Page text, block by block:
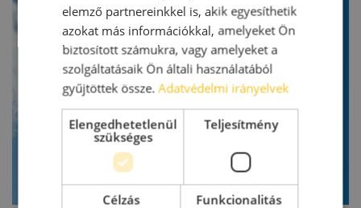
elemző partnereinkkel is, akik egyesíthetik
azokat más információkkal, amelyeket Ön
biztosított számukra, vagy amelyeket a
szolgáltatásaik Ön általi használatából
gyűjtöttek össze.Adatvédelmi irányelvek
Elengedhetetlenül
szükséges
Teljesítmény
Célzás Funkcionalitás